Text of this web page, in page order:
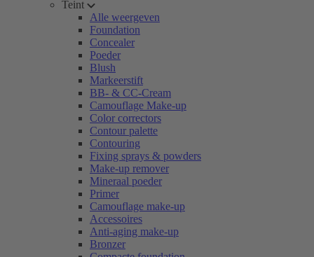
Teint
Alle weergeven
Foundation
Concealer
Poeder
Blush
Markeerstift
BB- & CC-Cream
Camouflage Make-up
Color correctors
Contour palette
Contouring
Fixing sprays & powders
Make-up remover
Mineraal poeder
Primer
Camouflage make-up
Accessoires
Anti-aging make-up
Bronzer